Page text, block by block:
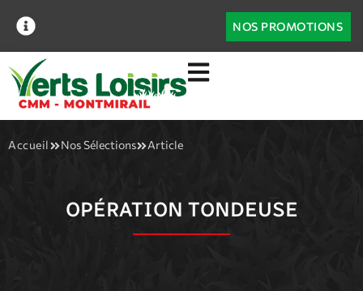
NOS PROMOTIONS
Accueil Nos Sélections Article
OPÉRATION TONDEUSE